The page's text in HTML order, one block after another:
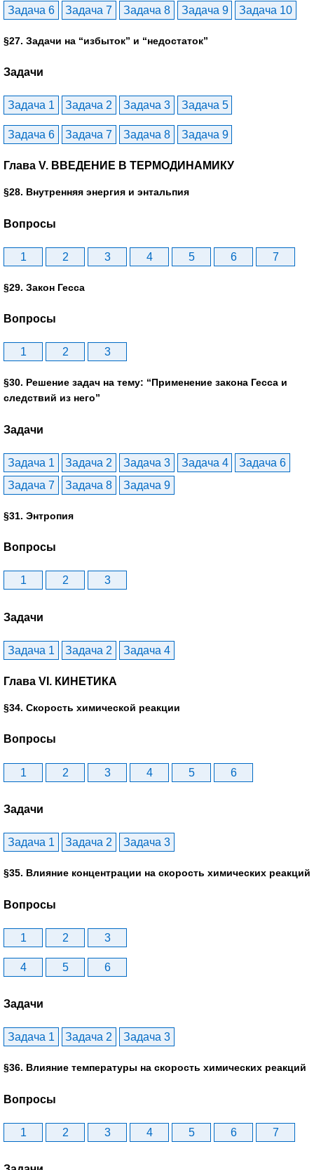
Задача 6
Задача 7 Задача 8 Задача 9 Задача 10
§27. Задачи на “избыток” и “недостаток”
Задачи
Задача 1 Задача 2 Задача 3 Задача 5
Задача 6 Задача 7 Задача 8 Задача 9
Глава V. ВВЕДЕНИЕ В ТЕРМОДИНАМИКУ
§28. Внутренняя энергия и энтальпия
Вопросы
1 2 3 4 5 6 7
§29. Закон Гесса
Вопросы
1 2 3
§30. Решение задач на тему: “Применение закона Гесса и
следствий из него”
Задачи
Задача 1 Задача 2 Задача 3 Задача 4
Задача 6
Задача 7
Задача 8 Задача 9
§31. Энтропия
Вопросы
1 2 3
Задачи
Задача 1 Задача 2 Задача 4
Глава VI. КИНЕТИКА
§34. Скорость химической реакции
Вопросы
1 2 3 4 5 6
Задачи
Задача 1 Задача 2 Задача 3
§35. Влияние концентрации на скорость химических реакций
Вопросы
1 2 3
4 5 6
Задачи
Задача 1 Задача 2 Задача 3
§36. Влияние температуры на скорость химических реакций
Вопросы
1 2 3 4 5 6 7